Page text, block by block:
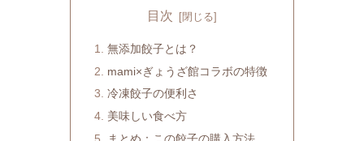
目次
無添加餃子とは？
mami×ぎょうざ館コラボの特徴
冷凍餃子の便利さ
美味しい食べ方